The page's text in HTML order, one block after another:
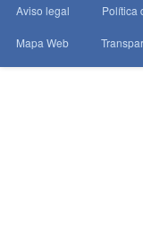
Aviso legal Política
Mapa Web